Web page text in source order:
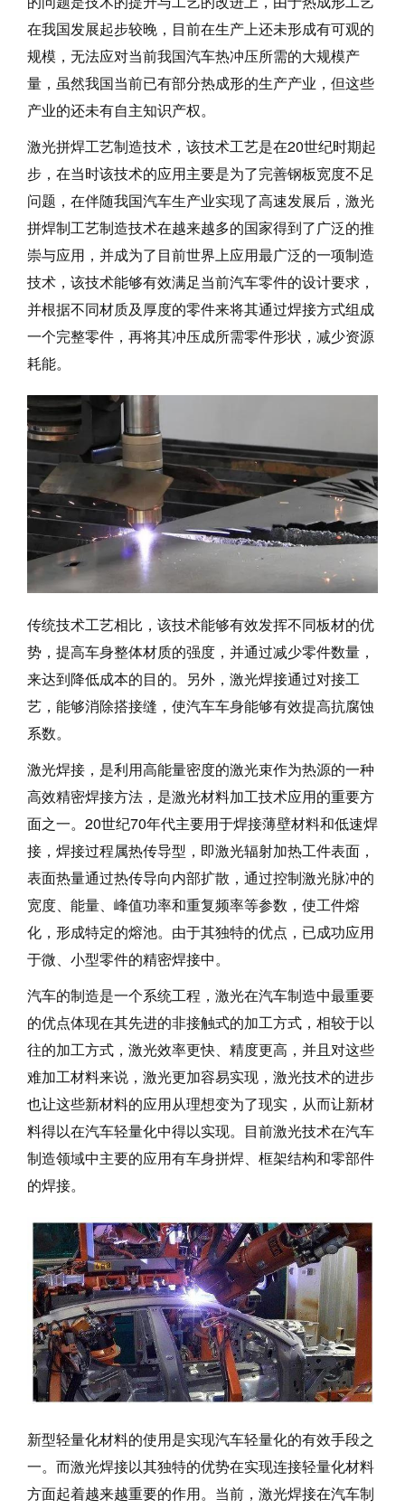
在我国发展起步较晚，目前在生产上还未形成有可观的
规模，无法应对当前我国汽车热冲压所需的大规模产
量，虽然我国当前已有部分热成形的生产产业，但这些
产业的还未有自主知识产权。
激光拼焊工艺制造技术，该技术工艺是在20世纪时期起
步，在当时该技术的应用主要是为了完善钢板宽度不足
问题，在伴随我国汽车生产业实现了高速发展后，激光
拼焊制工艺制造技术在越来越多的国家得到了广泛的推
崇与应用，并成为了目前世界上应用最广泛的一项制造
技术，该技术能够有效满足当前汽车零件的设计要求，
并根据不同材质及厚度的零件来将其通过焊接方式组成
一个完整零件，再将其冲压成所需零件形状，减少资源
耗能。
传统技术工艺相比，该技术能够有效发挥不同板材的优
势，提高车身整体材质的强度，并通过减少零件数量，
来达到降低成本的目的。另外，激光焊接通过对接工
艺，能够消除搭接缝，使汽车车身能够有效提高抗腐蚀
系数。
激光焊接，是利用高能量密度的激光束作为热源的一种
高效精密焊接方法，是激光材料加工技术应用的重要方
面之一。20世纪70年代主要用于焊接薄壁材料和低速焊
接，焊接过程属热传导型，即激光辐射加热工件表面，
表面热量通过热传导向内部扩散，通过控制激光脉冲的
宽度、能量、峰值功率和重复频率等参数，使工件熔
化，形成特定的熔池。由于其独特的优点，已成功应用
于微、小型零件的精密焊接中。
汽车的制造是一个系统工程，激光在汽车制造中最重要
的优点体现在其先进的非接触式的加工方式，相较于以
往的加工方式，激光效率更快、精度更高，并且对这些
难加工材料来说，激光更加容易实现，激光技术的进步
也让这些新材料的应用从理想变为了现实，从而让新材
料得以在汽车轻量化中得以实现。目前激光技术在汽车
制造领域中主要的应用有车身拼焊、框架结构和零部件
的焊接。
新型轻量化材料的使用是实现汽车轻量化的有效手段之
一。而激光焊接以其独特的优势在实现连接轻量化材料
方面起着越来越重要的作用。当前，激光焊接在汽车制